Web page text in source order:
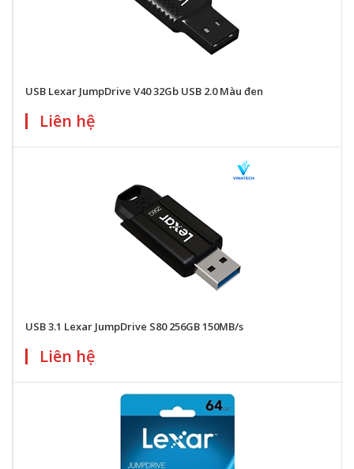
USB Lexar JumpDrive V40 32Gb USB 2.0 Màu đen
Liên hệ
USB 3.1 Lexar JumpDrive S80 256GB 150MB/s
Liên hệ